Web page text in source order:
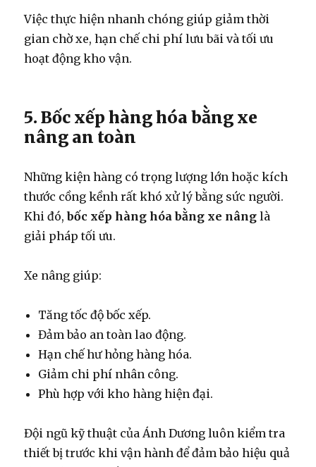
Việc thực hiện nhanh chóng giúp giảm thời
gian chờ xe, hạn chế chi phí lưu bãi và tối ưu
hoạt động kho vận.
5. Bốc xếp hàng hóa bằng xe
nâng an toàn
Những kiện hàng có trọng lượng lớn hoặc kích
thước cồng kềnh rất khó xử lý bằng sức người.
Khi đó,bốc xếp hàng hóa bằng xe nâng là
giải pháp tối ưu.
Xe nâng giúp:
Tăng tốc độ bốc xếp.
Đảm bảo an toàn lao động.
Hạn chế hư hỏng hàng hóa.
Giảm chi phí nhân công.
Phù hợp với kho hàng hiện đại.
Đội ngũ kỹ thuật của Ánh Dương luôn kiểm tra
thiết bị trước khi vận hành để đảm bảo hiệu quả